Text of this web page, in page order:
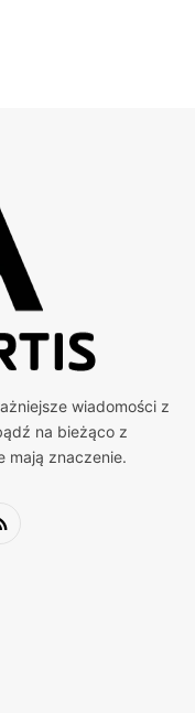
wiadomości z
na bieżąco z
mają znaczenie.
RSS